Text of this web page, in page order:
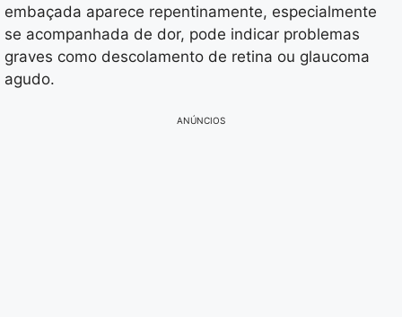
embaçada aparece repentinamente, especialmente
se acompanhada de dor, pode indicar problemas
graves como descolamento de retina ou glaucoma
agudo.
ANÚNCIOS